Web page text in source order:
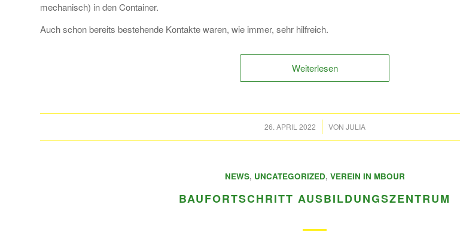
mechanisch) in den Container.
Auch schon bereits bestehende Kontakte waren, wie immer, sehr hilfreich.
Weiterlesen
26. APRIL 2022
/ VON JULIA
NEWS, UNCATEGORIZED, VEREIN IN MBOUR
BAUFORTSCHRITT AUSBILDUNGSZENTRUM